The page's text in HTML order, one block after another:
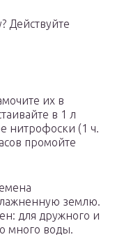
Действуйте
их в
в 1 л
нитрофоски (1 ч.
промойте
землю.
для дружного и
много воды.